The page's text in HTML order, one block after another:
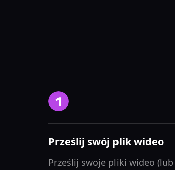
Prześlij swój plik wideo
Prześlij swoje pliki wideo